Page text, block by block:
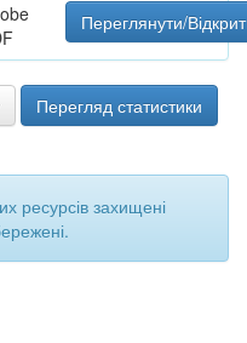
Переглянути/
Перегляд статистики
ресурсів захищені